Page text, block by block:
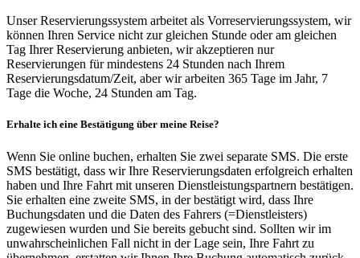
Unser Reservierungssystem arbeitet als Vorreservierungssystem, wir
können Ihren Service nicht zur gleichen Stunde oder am gleichen
Tag Ihrer Reservierung anbieten, wir akzeptieren nur
Reservierungen für mindestens 24 Stunden nach Ihrem
Reservierungsdatum/Zeit, aber wir arbeiten 365 Tage im Jahr, 7
Tage die Woche, 24 Stunden am Tag.
Erhalte ich eine Bestätigung über meine Reise?
Wenn Sie online buchen, erhalten Sie zwei separate SMS. Die erste
SMS bestätigt, dass wir Ihre Reservierungsdaten erfolgreich erhalten
haben und Ihre Fahrt mit unseren Dienstleistungspartnern bestätigen.
Sie erhalten eine zweite SMS, in der bestätigt wird, dass Ihre
Buchungsdaten und die Daten des Fahrers (=Dienstleisters)
zugewiesen wurden und Sie bereits gebucht sind. Sollten wir im
unwahrscheinlichen Fall nicht in der Lage sein, Ihre Fahrt zu